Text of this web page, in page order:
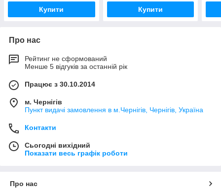
Купити Купити
Про нас
Рейтинг не сформований
Менше 5 відгуків за останній рік
Працює з 30.10.2014
м. Чернігів
Пункт видачі замовлення в м.Чернігів, Чернігів, Україна
Контакти
Сьогодні вихідний
Показати весь графік роботи
Про нас